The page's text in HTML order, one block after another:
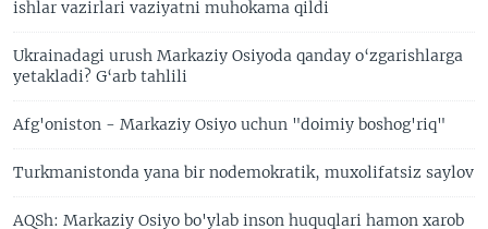
ishlar vazirlari vaziyatni muhokama qildi
Ukrainadagi urush Markaziy Osiyoda qanday o‘zgarishlarga
yetakladi? G‘arb tahlili
Afg'oniston - Markaziy Osiyo uchun "doimiy boshog'riq"
Turkmanistonda yana bir nodemokratik, muxolifatsiz saylov
AQSh: Markaziy Osiyo bo'ylab inson huquqlari hamon xarob